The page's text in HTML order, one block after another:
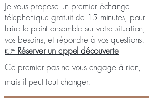
Je vous propose un premier échange
téléphonique gratuit de 15 minutes, pour
faire le point ensemble sur votre situation,
vos besoins, et répondre à vos questions.
👉 Réserver un appel découverte
Ce premier pas ne vous engage à rien,
mais il peut tout changer.